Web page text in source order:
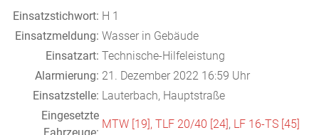
Einsatzstichwort: H 1
Einsatzmeldung: Wasser in Gebäude
Einsatzart: Technische-Hilfeleistung
Alarmierung: 21. Dezember 2022 16:59 Uhr
Einsatzstelle: Lauterbach, Hauptstraße
Eingesetzte
MTW [19], TLF 20/40 [24], LF 16-TS [45]